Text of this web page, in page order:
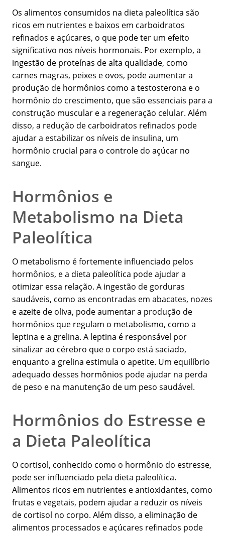
Os alimentos consumidos na dieta paleolítica são
ricos em nutrientes e baixos em carboidratos
refinados e açúcares, o que pode ter um efeito
significativo nos níveis hormonais. Por exemplo, a
ingestão de proteínas de alta qualidade, como
carnes magras, peixes e ovos, pode aumentar a
produção de hormônios como a testosterona e o
hormônio do crescimento, que são essenciais para a
construção muscular e a regeneração celular. Além
disso, a redução de carboidratos refinados pode
ajudar a estabilizar os níveis de insulina, um
hormônio crucial para o controle do açúcar no
sangue.
Hormônios e
Metabolismo na Dieta
Paleolítica
O metabolismo é fortemente influenciado pelos
hormônios, e a dieta paleolítica pode ajudar a
otimizar essa relação. A ingestão de gorduras
saudáveis, como as encontradas em abacates, nozes
e azeite de oliva, pode aumentar a produção de
hormônios que regulam o metabolismo, como a
leptina e a grelina. A leptina é responsável por
sinalizar ao cérebro que o corpo está saciado,
enquanto a grelina estimula o apetite. Um equilíbrio
adequado desses hormônios pode ajudar na perda
de peso e na manutenção de um peso saudável.
Hormônios do Estresse e
a Dieta Paleolítica
O cortisol, conhecido como o hormônio do estresse,
pode ser influenciado pela dieta paleolítica.
Alimentos ricos em nutrientes e antioxidantes, como
frutas e vegetais, podem ajudar a reduzir os níveis
de cortisol no corpo. Além disso, a eliminação de
alimentos processados e açúcares refinados pode